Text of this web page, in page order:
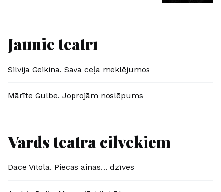
Jaunie teātrī
Silvija Geikina. Sava ceļa meklējumos
Mārīte Gulbe. Joprojām noslēpums
Vārds teātra cilvēkiem
Dace Vītola. Piecas ainas… dzīves